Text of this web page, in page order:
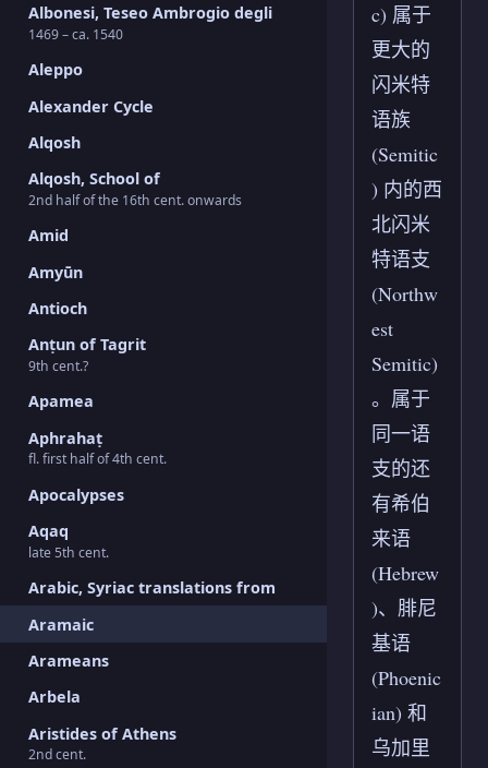
Albonesi, Teseo Ambrogio degli
1469 – ca. 1540
Aleppo
Alexander Cycle
Alqosh
Alqosh, School of
2nd half of the 16th cent. onwards
Amid
Amyūn
Antioch
Anṭun of Tagrit
9th cent.?
Apamea
Aphrahaṭ
fl. first half of 4th cent.
Apocalypses
Aqaq
late 5th cent.
Arabic, Syriac translations from
Aramaic
Arameans
Arbela
Aristides of Athens
2nd cent.
c) 属于
更大的
闪米特
语族
(Semitic
) 内的西
北闪米
特语支
(Northw
est
Semitic)
。属于
同一语
支的还
有希伯
来语
(Hebrew
)、腓尼
基语
(Phoenic
ian) 和
乌加里